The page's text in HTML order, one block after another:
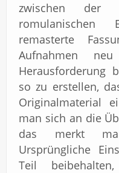
zwischen der
romulanischen
remasterte
Aufnahmen
Herausforderung
so zu erstellen,
Originalmaterial
man sich an die
das merkt
Ursprüngliche
Teil